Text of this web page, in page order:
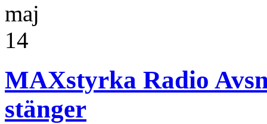
maj
14
MAXstyrka Radio
stänger